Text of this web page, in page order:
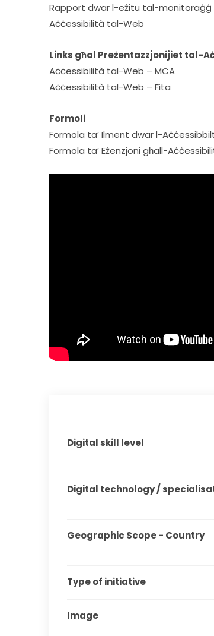
Rapport dwar l-eżitu tal-monitoraġġ
Aċċessibilità tal-Web
Links għal Preżentazzjonijiet tal-
Aċċessibilità tal-Web – MCA
Aċċessibilità tal-Web – Fita
Formoli
Formola ta’ Ilment dwar l-
Formola ta’ Eżenzjoni għall-
Digital skill level
Digital technology /
Geographic Scope - Country
Type of initiative
Image